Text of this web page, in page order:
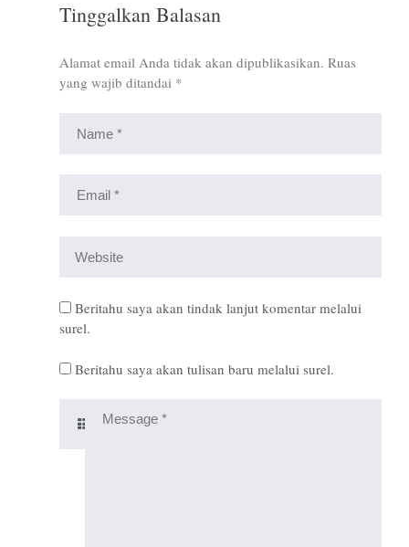
Tinggalkan Balasan
Alamat email Anda tidak akan dipublikasikan. Ruas
yang wajib ditandai *
Beritahu saya akan tindak lanjut komentar melalui
surel.
Beritahu saya akan tulisan baru melalui surel.